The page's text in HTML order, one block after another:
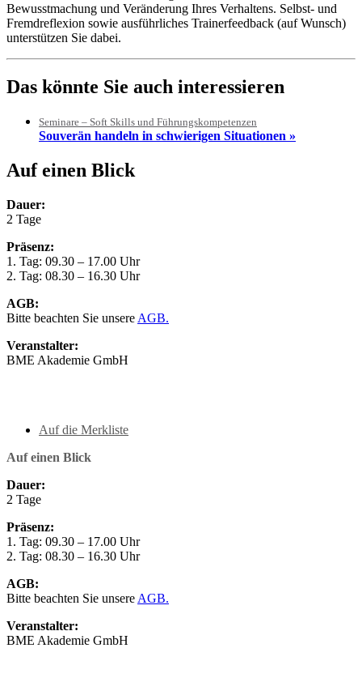
Bewusstmachung und Veränderung Ihres Verhaltens. Selbst- und
Fremdreflexion sowie ausführliches Trainerfeedback (auf Wunsch)
unterstützen Sie dabei.
Das könnte Sie auch interessieren
Seminare – Soft Skills und Führungskompetenzen
Souverän handeln in schwierigen Situationen »
Auf einen Blick
Dauer:
2 Tage
Präsenz:
1. Tag: 09.30 – 17.00 Uhr
2. Tag: 08.30 – 16.30 Uhr
AGB:
Bitte beachten Sie unsere AGB.
Veranstalter:
BME Akademie GmbH
Auf die Merkliste
Auf einen Blick
Dauer:
2 Tage
Präsenz:
1. Tag: 09.30 – 17.00 Uhr
2. Tag: 08.30 – 16.30 Uhr
AGB:
Bitte beachten Sie unsere AGB.
Veranstalter:
BME Akademie GmbH